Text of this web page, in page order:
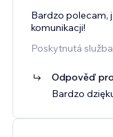
Bardzo polecam,
komunikacji!
Poskytnutá
Odpověď
Bardzo